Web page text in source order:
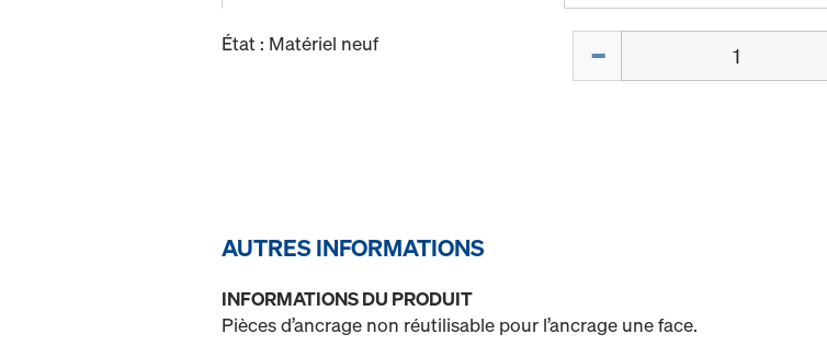
État : Matériel neuf
AUTRES INFORMATIONS
INFORMATIONS DU PRODUIT
Pièces d’ancrage non réutilisable pour l’ancrage une face.